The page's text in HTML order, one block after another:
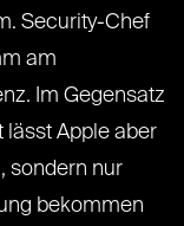
Security-Chef
am
Im Gegensatz
lässt Apple aber
sondern nur
bekommen